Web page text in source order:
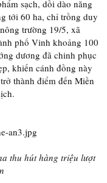
sạch, dồi dào năng
tới 60 ha, chỉ trồng duy
trường 19/5, xã
phố Vinh khoảng 100
dương đã chinh phục
khiến cánh đồng này
thành điểm đến Miền
thu hút hàng triệu lượt